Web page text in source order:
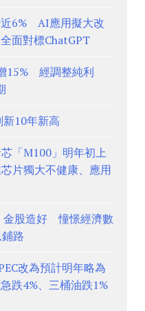
近6% AI應用擬大改
面對標ChatGPT
15% 經調整純利
10年新高
「M100」明年初上
片獨大不健康、應用
金股造好 憧憬經濟數
路
改為預計明年略為
跌4%、三桶油跌1%